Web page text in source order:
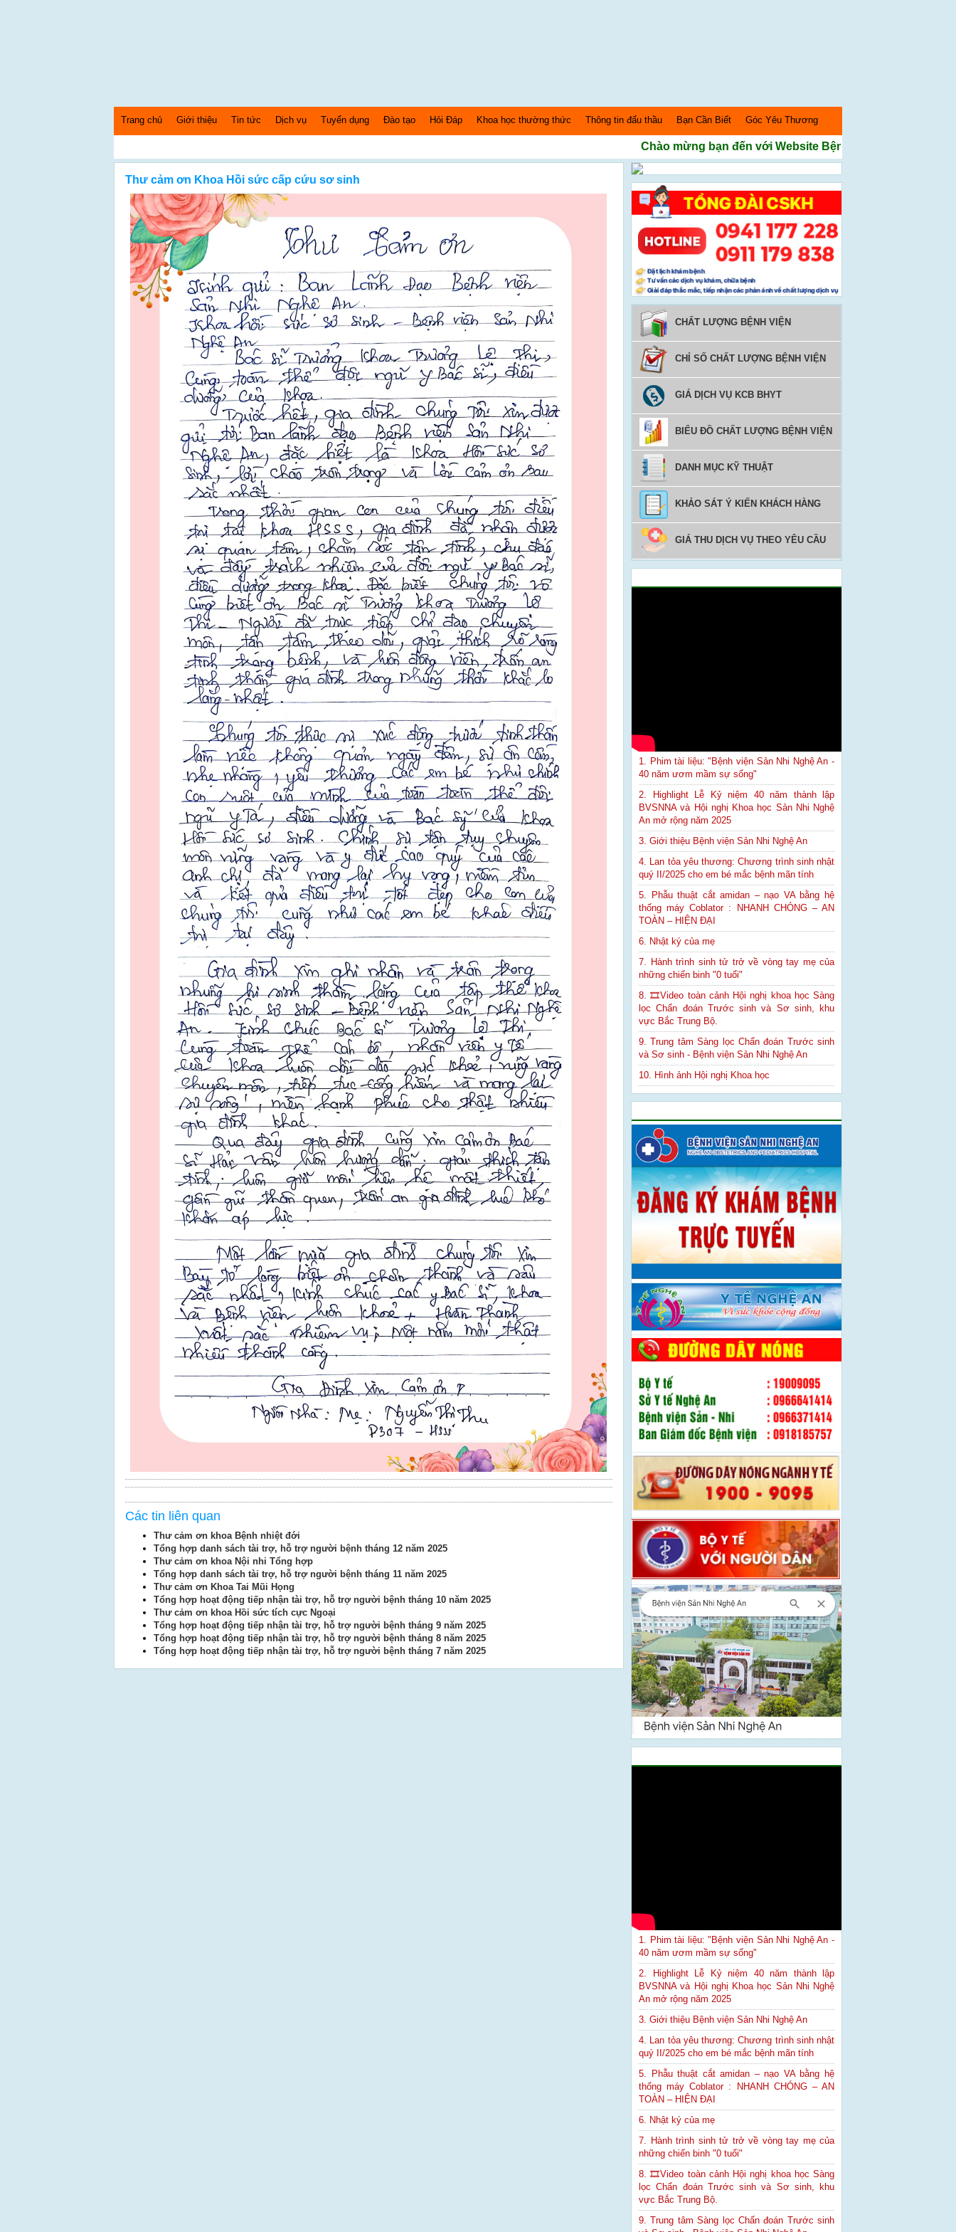
Trang chủ Giới thiệu Tin tức Dịch vụ Tuyển dụng Đào tạo Hỏi Đáp Khoa học thường thức Thông tin đấu thầu Bạn Cần Biết Góc Yêu Thương
Chào mừng bạn đến với Website Bệnh Viện Sản nhi Nghệ An
Thư cảm ơn Khoa Hồi sức cấp cứu sơ sinh
Các tin liên quan
Thư cảm ơn khoa Bệnh nhiệt đới
Tổng hợp danh sách tài trợ, hỗ trợ người bệnh tháng 12 năm 2025
Thư cảm ơn khoa Nội nhi Tổng hợp
Tổng hợp danh sách tài trợ, hỗ trợ người bệnh tháng 11 năm 2025
Thư cảm ơn Khoa Tai Mũi Họng
Tổng hợp hoạt động tiếp nhận tài trợ, hỗ trợ người bệnh tháng 10 năm 2025
Thư cảm ơn khoa Hồi sức tích cực Ngoại
Tổng hợp hoạt động tiếp nhận tài trợ, hỗ trợ người bệnh tháng 9 năm 2025
Tổng hợp hoạt động tiếp nhận tài trợ, hỗ trợ người bệnh tháng 8 năm 2025
Tổng hợp hoạt động tiếp nhận tài trợ, hỗ trợ người bệnh tháng 7 năm 2025
CHẤT LƯỢNG BỆNH VIỆN
CHỈ SỐ CHẤT LƯỢNG BỆNH VIỆN
GIÁ DỊCH VỤ KCB BHYT
BIỂU ĐỒ CHẤT LƯỢNG BỆNH VIỆN
DANH MỤC KỸ THUẬT
KHẢO SÁT Ý KIẾN KHÁCH HÀNG
GIÁ THU DỊCH VỤ THEO YÊU CẦU
1. Phim tài liệu: "Bệnh viện Sản Nhi Nghệ An -
40 năm ươm mầm sự sống"
2. Highlight Lễ Kỷ niệm 40 năm thành lập
BVSNNA và Hội nghị Khoa học Sản Nhi Nghệ
An mở rộng năm 2025
3. Giới thiệu Bệnh viện Sản Nhi Nghệ An
4. Lan tỏa yêu thương: Chương trình sinh nhật
quý II/2025 cho em bé mắc bệnh mãn tính
5. Phẫu thuật cắt amidan – nạo VA bằng hệ
thống máy Coblator : NHANH CHÓNG – AN
TOÀN – HIỆN ĐẠI
6. Nhật ký của mẹ
7. Hành trình sinh tử trở về vòng tay mẹ của
những chiến binh "0 tuổi"
8. 🎞Video toàn cảnh Hội nghị khoa học Sàng
lọc Chẩn đoán Trước sinh và Sơ sinh, khu
vực Bắc Trung Bộ.
9. Trung tâm Sàng lọc Chẩn đoán Trước sinh
và Sơ sinh - Bệnh viện Sản Nhi Nghệ An
10. Hình ảnh Hội nghị Khoa học
1. Phim tài liệu: "Bệnh viện Sản Nhi Nghệ An -
40 năm ươm mầm sự sống"
2. Highlight Lễ Kỷ niệm 40 năm thành lập
BVSNNA và Hội nghị Khoa học Sản Nhi Nghệ
An mở rộng năm 2025
3. Giới thiệu Bệnh viện Sản Nhi Nghệ An
4. Lan tỏa yêu thương: Chương trình sinh nhật
quý II/2025 cho em bé mắc bệnh mãn tính
5. Phẫu thuật cắt amidan – nạo VA bằng hệ
thống máy Coblator : NHANH CHÓNG – AN
TOÀN – HIỆN ĐẠI
6. Nhật ký của mẹ
7. Hành trình sinh tử trở về vòng tay mẹ của
những chiến binh "0 tuổi"
8. 🎞Video toàn cảnh Hội nghị khoa học Sàng
lọc Chẩn đoán Trước sinh và Sơ sinh, khu
vực Bắc Trung Bộ.
9. Trung tâm Sàng lọc Chẩn đoán Trước sinh